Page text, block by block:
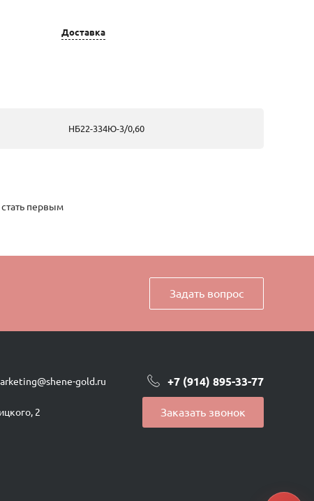
Цвет золота Вставка
Доставка
НБ22-334Ю-3/0,60
первым
Задать вопрос
gold.ru +7 (914) 895-33-77
2 Заказать звонок